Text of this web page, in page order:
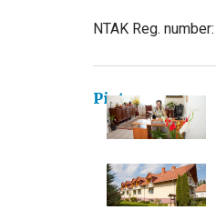
NTAK Reg.
Pictures